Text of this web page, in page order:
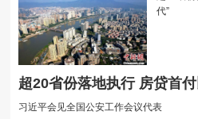
代”
超20省份落地执行 房贷首
习近平会见全国公安工作会议代表